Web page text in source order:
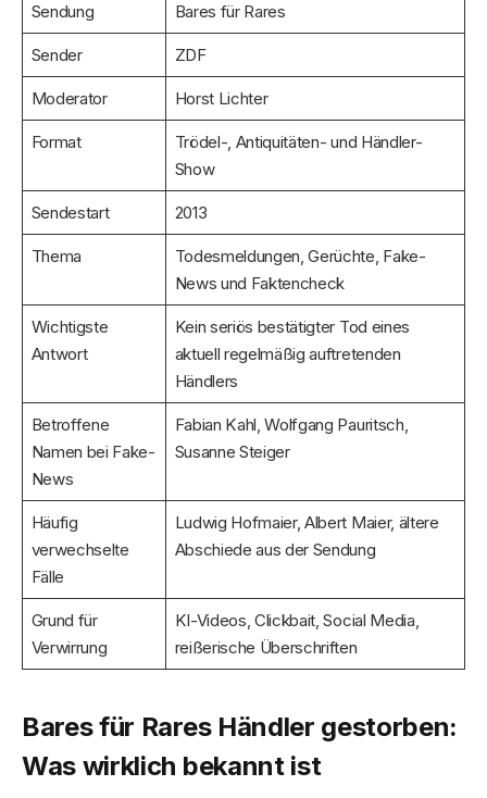
Sendung Bares für Rares
Sender ZDF
Moderator Horst Lichter
Format
Trödel-, Antiquitäten- und Händler-
Show
Sendestart 2013
Thema
Todesmeldungen, Gerüchte, Fake-
News und Faktencheck
Wichtigste
Antwort
Kein seriös bestätigter Tod eines
aktuell regelmäßig auftretenden
Händlers
Betroffene
Namen bei Fake-
News
Fabian Kahl, Wolfgang Pauritsch,
Susanne Steiger
Häufig
verwechselte
Fälle
Ludwig Hofmaier, Albert Maier, ältere
Abschiede aus der Sendung
Grund für
Verwirrung
KI-Videos, Clickbait, Social Media,
reißerische Überschriften
Bares für Rares Händler gestorben:
Was wirklich bekannt ist